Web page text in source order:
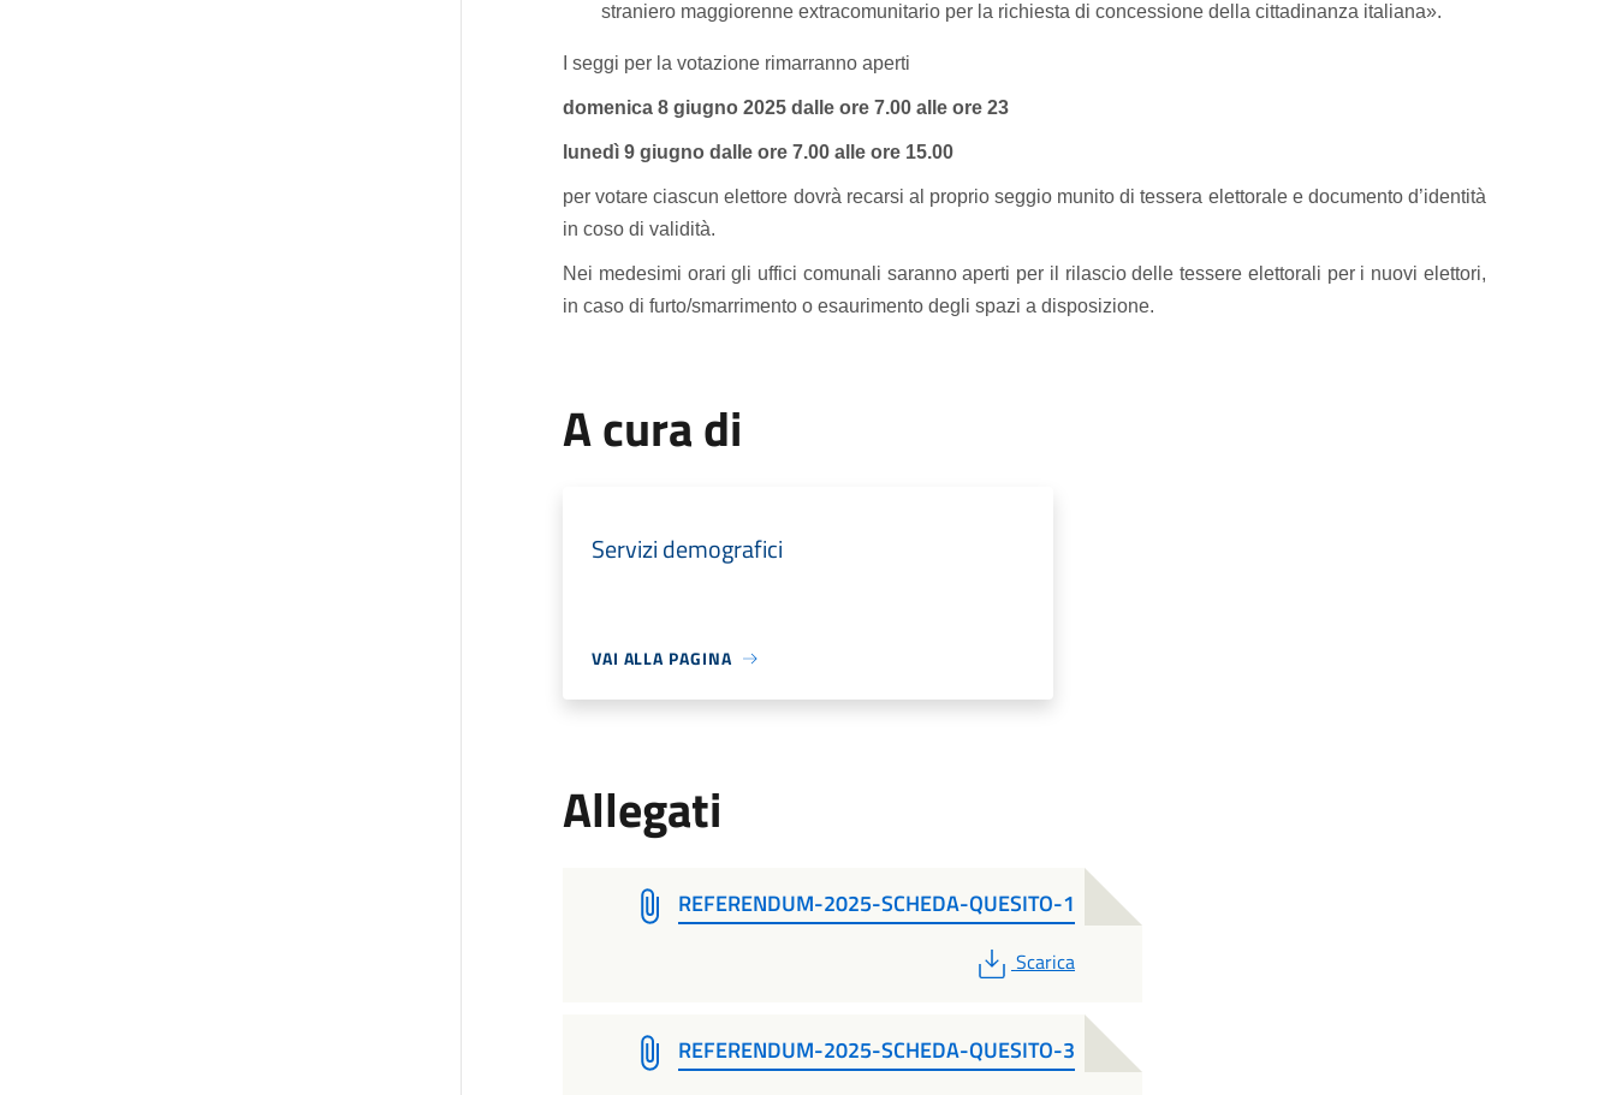
straniero maggiorenne extracomunitario per la richiesta di concessione della cittadinanza italiana».
I seggi per la votazione rimarranno aperti
domenica 8 giugno 2025 dalle ore 7.00 alle ore 23
lunedì 9 giugno dalle ore 7.00 alle ore 15.00
per votare ciascun elettore dovrà recarsi al proprio seggio munito di tessera elettorale e documento d’identità
in coso di validità.
Nei medesimi orari gli uffici comunali saranno aperti per il rilascio delle tessere elettorali per i nuovi elettori,
in caso di furto/smarrimento o esaurimento degli spazi a disposizione.
A cura di
Servizi demografici
VAI ALLA PAGINA
Allegati
REFERENDUM-2025-SCHEDA-QUESITO-1
PDF
Scarica
REFERENDUM-2025-SCHEDA-QUESITO-3